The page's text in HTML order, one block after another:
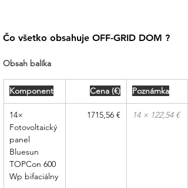
Čo všetko obsahuje OFF-GRID DOM ?
Obsah balíka
Komponent Cena (€) Poznámka
14×
Fotovoltaický
panel
Bluesun
TOPCon 600
Wp bifaciálny
1715,56 € 14 × 122,54 €